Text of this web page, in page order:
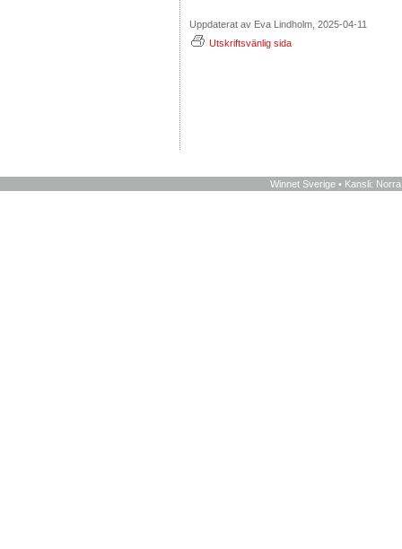
Uppdaterat av Eva Lindholm, 2025-04-11
Utskriftsvänlig sida
Winnet Sverige • Kansli: